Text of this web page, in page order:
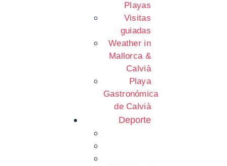
Playas
Visitas
guiadas
Weather in
Mallorca &
Calvià
Playa
Gastronómica
de Calvià
Deporte